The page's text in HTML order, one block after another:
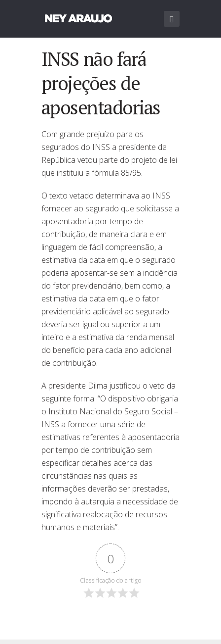
INSS não fará
projeções de
aposentadorias
Com grande prejuízo para os
segurados do INSS a presidente da
República vetou parte do projeto de lei
que instituiu a fórmula 85/95.
O texto vetado determinava ao INSS
fornecer ao segurado que solicitasse a
aposentadoria por tempo de
contribuição, de maneira clara e em
linguagem de fácil compreensão, a
estimativa da data em que o segurado
poderia aposentar-se sem a incidência
do fator previdenciário, bem como, a
estimativa da data em que o fator
previdenciário aplicável ao segurado
deveria ser igual ou superior a um
inteiro e a estimativa da renda mensal
do benefício para cada ano adicional
de contribuição.
A presidente Dilma justificou o veto da
seguinte forma: “O dispositivo obrigaria
o Instituto Nacional do Seguro Social –
INSS a fornecer uma série de
estimativas referentes à aposentadoria
por tempo de contribuição sem
especificar detalhes acerca das
circunstâncias nas quais as
informações deverão ser prestadas,
impondo à autarquia a necessidade de
significativa realocação de recursos
humanos e materiais”.
0
Classificação do artigo